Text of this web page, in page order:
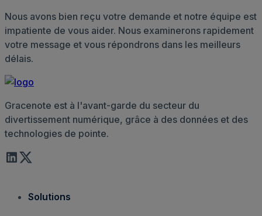
Nous avons bien reçu votre demande et notre équipe est
impatiente de vous aider. Nous examinerons rapidement
votre message et vous répondrons dans les meilleurs
délais.
Gracenote est à l'avant-garde du secteur du
divertissement numérique, grâce à des données et des
technologies de pointe.
Solutions